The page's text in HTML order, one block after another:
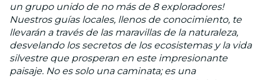
un grupo unido de no más de 8 exploradores!
Nuestros guías locales, llenos de conocimiento, te
llevarán a través de las maravillas de la naturaleza,
desvelando los secretos de los ecosistemas y la vida
silvestre que prosperan en este impresionante
paisaje. No es solo una caminata; es una